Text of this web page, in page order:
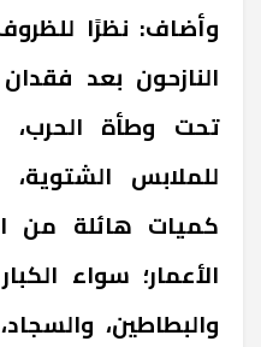
وأضاف: نظرًا
النازحون بعد
تحت وطأة الحرب،
للملابس
كميات هائلة من
الأعمار؛ سواء
والبطاطين،